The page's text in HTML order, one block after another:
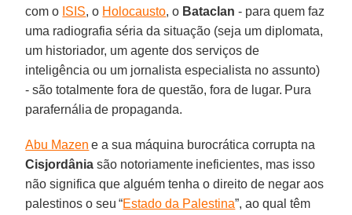
com o ISIS, o Holocausto, o Bataclan - para quem faz
uma radiografia séria da situação (seja um diplomata,
um historiador, um agente dos serviços de
inteligência ou um jornalista especialista no assunto)
- são totalmente fora de questão, fora de lugar. Pura
parafernália de propaganda.
Abu Mazen e a sua máquina burocrática corrupta na
Cisjordânia são notoriamente ineficientes, mas isso
não significa que alguém tenha o direito de negar aos
palestinos o seu “Estado da Palestina”, ao qual têm